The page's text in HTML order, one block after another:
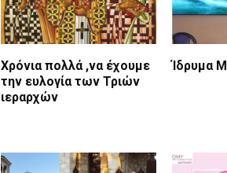
Χρόνια πολλά ,να έχουμε
την ευλογία των Τριών
ιεραρχών
Ίδρυμα